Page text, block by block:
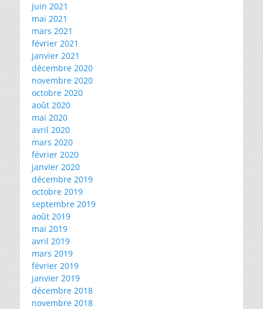
juin 2021
mai 2021
mars 2021
février 2021
janvier 2021
décembre 2020
novembre 2020
octobre 2020
août 2020
mai 2020
avril 2020
mars 2020
février 2020
janvier 2020
décembre 2019
octobre 2019
septembre 2019
août 2019
mai 2019
avril 2019
mars 2019
février 2019
janvier 2019
décembre 2018
novembre 2018